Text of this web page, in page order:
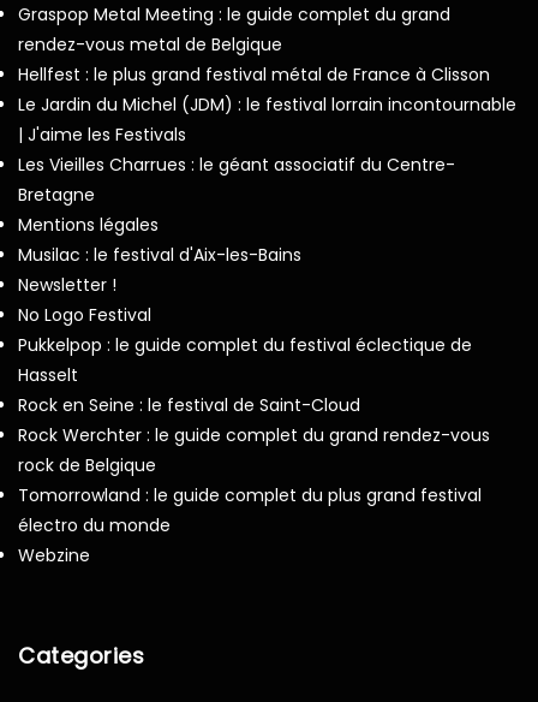
Graspop Metal Meeting : le guide complet du grand
rendez-vous metal de Belgique
Hellfest : le plus grand festival métal de France à Clisson
Le Jardin du Michel (JDM) : le festival lorrain incontournable
| J'aime les Festivals
Les Vieilles Charrues : le géant associatif du Centre-
Bretagne
Mentions légales
Musilac : le festival d'Aix-les-Bains
Newsletter !
No Logo Festival
Pukkelpop : le guide complet du festival éclectique de
Hasselt
Rock en Seine : le festival de Saint-Cloud
Rock Werchter : le guide complet du grand rendez-vous
rock de Belgique
Tomorrowland : le guide complet du plus grand festival
électro du monde
Webzine
Categories